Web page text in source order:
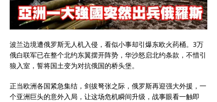
波兰边境遭俄罗斯无人机入侵，看似小事却引爆东欧火药桶。3万
俄白联军已在整个北约东翼摆开阵势，华沙怒启北约条款，不惜引
狼入室，誓将国土变为对抗俄国的桥头堡。
正当欧洲各国紧急集结，剑拔弩张之际，俄罗斯再迎强大外援，一
个亚洲巨头的意外入局，让这场危机瞬间升级，战事眼看一触即